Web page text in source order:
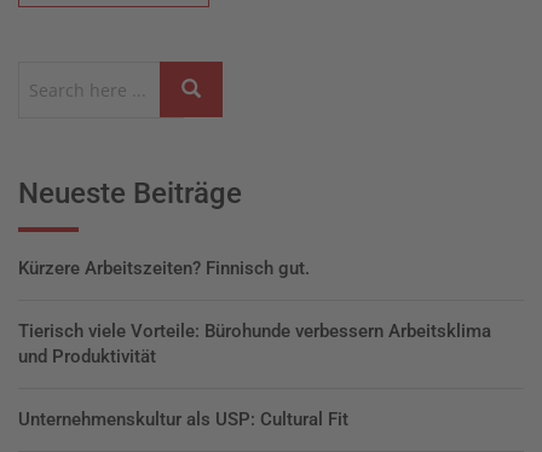
Neueste Beiträge
Kürzere Arbeitszeiten? Finnisch gut.
Tierisch viele Vorteile: Bürohunde verbessern Arbeitsklima
und Produktivität
Unternehmenskultur als USP: Cultural Fit